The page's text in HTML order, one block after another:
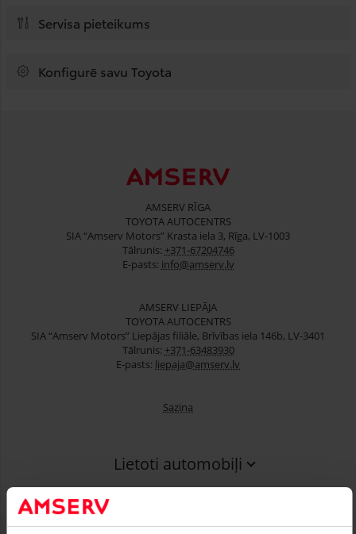
Servisa pieteikums
Konfigurē savu Toyota
AMSERV RĪGA
TOYOTA AUTOCENTRS
SIA “Amserv Motors” Krasta iela 3, Rīga, LV-1003
Tālrunis: +371-67204746
E-pasts: info@amserv.lv
AMSERV LIEPĀJA
TOYOTA AUTOCENTRS
SIA “Amserv Motors” Liepājas filiāle, Brīvības iela 146b, LV-3401
Tālrunis: +371-63483930
E-pasts: liepaja@amserv.lv
Saziņa
Lietoti automobiļi
Serviss